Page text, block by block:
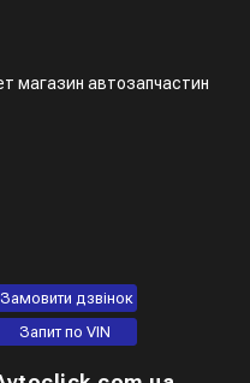
в телефонному
доступні месенджери
магазин автозапчастин
Замовити дзвінок
Запит по VIN